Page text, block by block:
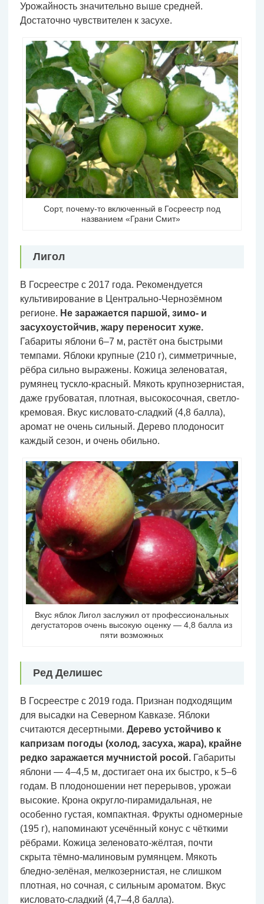
Урожайность значительно выше средней.
Достаточно чувствителен к засухе.
Сорт, почему-то включенный в Госреестр под
названием «Грани Смит»
Лигол
В Госреестре с 2017 года. Рекомендуется
культивирование в Центрально-Чернозёмном
регионе. Не заражается паршой, зимо- и
засухоустойчив, жару переносит хуже.
Габариты яблони 6–7 м, растёт она быстрыми
темпами. Яблоки крупные (210 г), симметричные,
рёбра сильно выражены. Кожица зеленоватая,
румянец тускло-красный. Мякоть крупнозернистая,
даже грубоватая, плотная, высокосочная, светло-
кремовая. Вкус кисловато-сладкий (4,8 балла),
аромат не очень сильный. Дерево плодоносит
каждый сезон, и очень обильно.
Вкус яблок Лигол заслужил от профессиональных
дегустаторов очень высокую оценку — 4,8 балла из
пяти возможных
Ред Делишес
В Госреестре с 2019 года. Признан подходящим
для высадки на Северном Кавказе. Яблоки
считаются десертными. Дерево устойчиво к
капризам погоды (холод, засуха, жара), крайне
редко заражается мучнистой росой. Габариты
яблони — 4–4,5 м, достигает она их быстро, к 5–6
годам. В плодоношении нет перерывов, урожаи
высокие. Крона округло-пирамидальная, не
особенно густая, компактная. Фрукты одномерные
(195 г), напоминают усечённый конус с чёткими
рёбрами. Кожица зеленовато-жёлтая, почти
скрыта тёмно-малиновым румянцем. Мякоть
бледно-зелёная, мелкозернистая, не слишком
плотная, но сочная, с сильным ароматом. Вкус
кисловато-сладкий (4,7–4,8 балла).